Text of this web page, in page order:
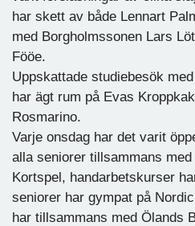
har skett av både Lennart
med Borgholmssonen Lars
Fööe.
Uppskattade studiebesök
har ägt rum på Evas
Rosmarino.
Varje onsdag har det varit
alla seniorer tillsammans med
Kortspel, handarbetskurser
seniorer har gympat på
har tillsammans med Ölands